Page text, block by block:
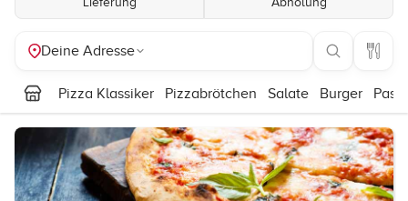
Deine Adresse
Pizza Klassiker Pizzabrötchen Salate Burger Pasta